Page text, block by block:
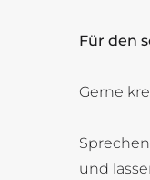
Für den
Gerne
und